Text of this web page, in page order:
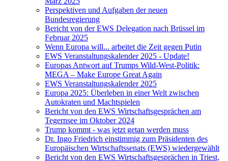
Perspektiven und Aufgaben der neuen
Bundesregierung
Bericht von der EWS Delegation nach Brüssel im
Februar 2025
Wenn Europa will... arbeitet die Zeit gegen Putin
EWS Veranstaltungskalender 2025 - Update!
Europas Antwort auf Trumps Wild-West-Politik:
MEGA – Make Europe Great Again
EWS Veranstaltungskalender 2025
Europa 2025: Überleben in einer Welt zwischen
Autokraten und Machtspielen
Bericht von den EWS Wirtschaftsgesprächen am
Tegernsee im Oktober 2024
Trump kommt - was jetzt getan werden muss
Dr. Ingo Friedrich einstimmig zum Präsidenten des
Europäischen Wirtschaftssenats (EWS) wiedergewählt
Bericht von den EWS Wirtschaftsgesprächen in Triest,